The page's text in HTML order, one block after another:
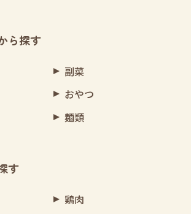
ら探す
副菜
おやつ
麺類
す
鶏肉